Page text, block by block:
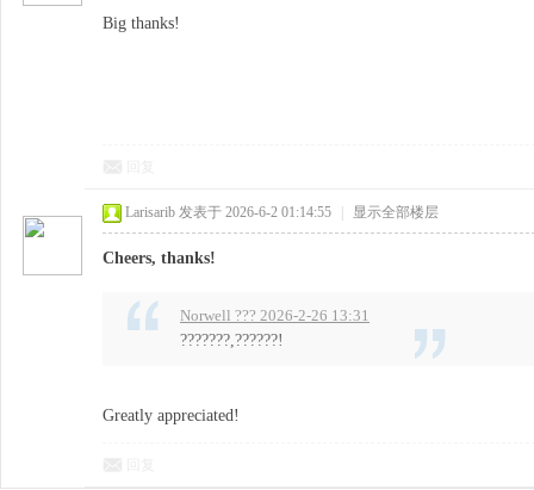
Big thanks!
Larisarib 发表于 2026-6-2 01:14:55 显示全部楼层
Cheers, thanks!
Norwell ??? 2026-2-26 13:31
???????,??????!
Greatly appreciated!